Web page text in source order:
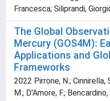
Francesca; Siliprandi,
The Global
Mercury (GOS4M):
Applications and
Frameworks
2022 Pirrone, N.; Cinnirella,
M.; D'Amore, F.;